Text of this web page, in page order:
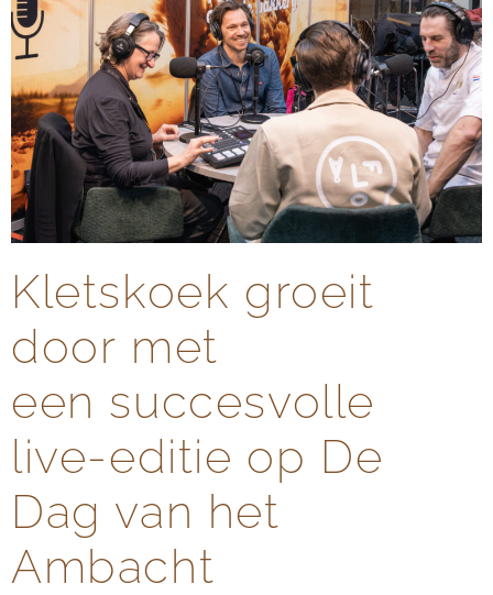
Kletskoek groeit
door met
een succesvolle
live-editie op De
Dag van het
Ambacht